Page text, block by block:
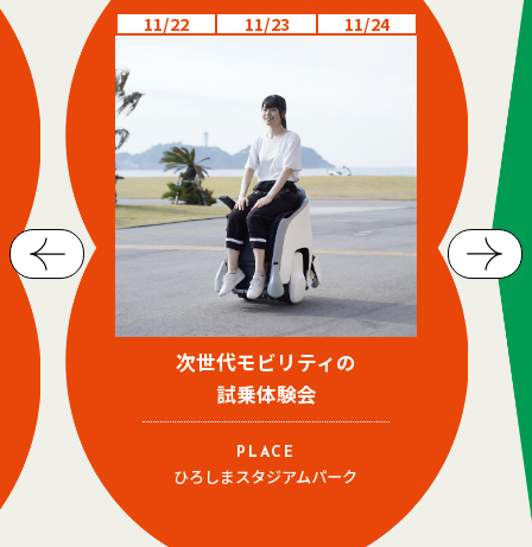
11/22 11/23 11/24
次世代モビリティの
試乗体験会
PLACE
ひろしまスタジアムパーク